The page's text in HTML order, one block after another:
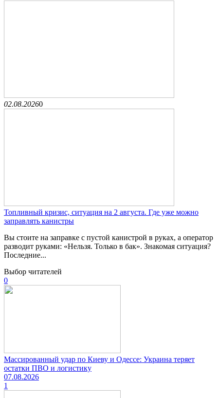
02.08.20260
Топливный кризис, ситуация на 2 августа. Где уже можно
заправлять канистры
Вы стоите на заправке с пустой канистрой в руках, а оператор
разводит руками: «Нельзя. Только в бак». Знакомая ситуация?
Последние...
Выбор читателей
0
Массированный удар по Киеву и Одессе: Украина теряет
остатки ПВО и логистику
07.08.2026
1